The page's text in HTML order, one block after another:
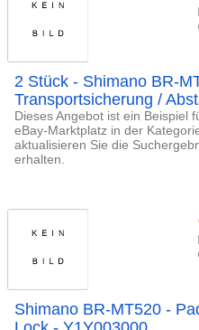
2 Stück - Shimano BR-
Transportsicherung /
Dieses Angebot ist ein Beispiel
eBay-Marktplatz in der
aktualisieren Sie die
erhalten.
Shimano BR-MT520 -